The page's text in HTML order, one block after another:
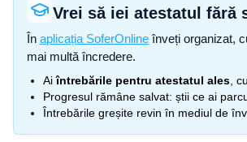
Vrei să iei atestatul fără
În aplicația SoferOnline înveți organizat,
mai multă încredere.
Aiîntrebările pentru atestatul ales ,
Progresul rămâne salvat: știi ce ai
Întrebările greșite revin în mediul de